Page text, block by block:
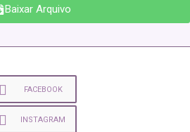
Baixar Arquivo
FACEBOOK
INSTAGRAM